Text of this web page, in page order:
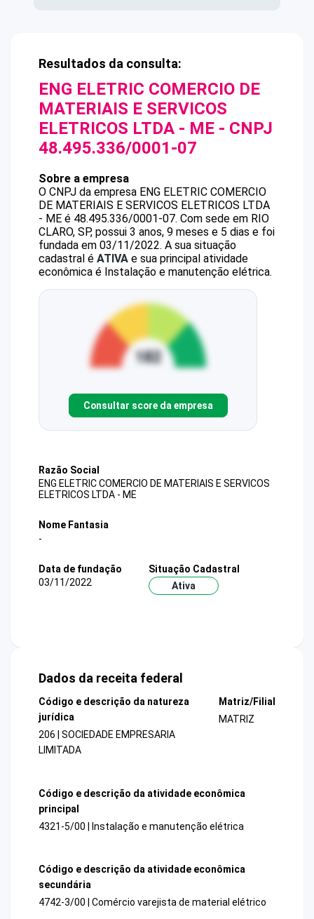
Resultados da consulta:
ENG ELETRIC COMERCIO DE
MATERIAIS E SERVICOS
ELETRICOS LTDA - ME - CNPJ
48.495.336/0001-07
Sobre a empresa
O CNPJ da empresa ENG ELETRIC COMERCIO
DE MATERIAIS E SERVICOS ELETRICOS LTDA
- ME é 48.495.336/0001-07. Com sede em RIO
CLARO, SP, possui 3 anos, 9 meses e 5 dias e foi
fundada em 03/11/2022. A sua situação
cadastral é ATIVA e sua principal atividade
econômica é Instalação e manutenção elétrica.
Consultar score da empresa
Razão Social
ENG ELETRIC COMERCIO DE MATERIAIS E SERVICOS
ELETRICOS LTDA - ME
Nome Fantasia
-
Data de fundação
03/11/2022
Situação Cadastral
Ativa
Dados da receita federal
Código e descrição da natureza
jurídica
206 | SOCIEDADE EMPRESARIA
LIMITADA
Matriz/Filial
MATRIZ
Código e descrição da atividade econômica
principal
4321-5/00 | Instalação e manutenção elétrica
Código e descrição da atividade econômica
secundária
4742-3/00 | Comércio varejista de material elétrico